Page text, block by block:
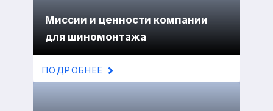
Миссии и ценности компании
для шиномонтажа
ПОДРОБНЕЕ